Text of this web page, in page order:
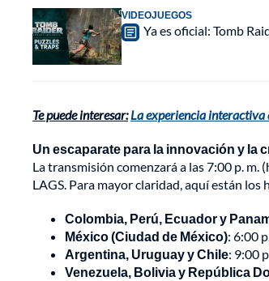
VIDEOJUEGOS
Ya es oficial: Tomb
Te puede interesar: La experiencia interactiva
Un escaparate para la innovación y la
La transmisión comenzará a las 7:00 p.
LAGS. Para mayor claridad, aquí están los
Colombia, Perú, Ecuador y
México (Ciudad de México): 6:00
Argentina, Uruguay y Chile: 9:00
Venezuela, Bolivia y República